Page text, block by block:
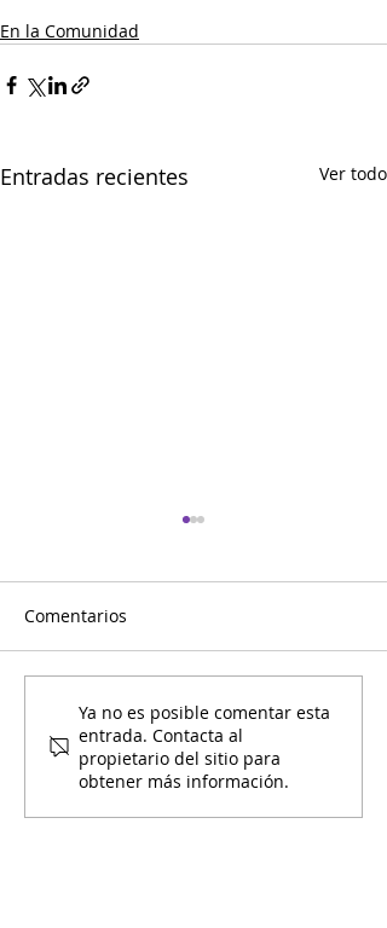
En la Comunidad
Entradas recientes Ver todo
Paletas con Mami y Yo
Comentarios
Ya no es posible comentar esta
entrada. Contacta al
propietario del sitio para
obtener más información.